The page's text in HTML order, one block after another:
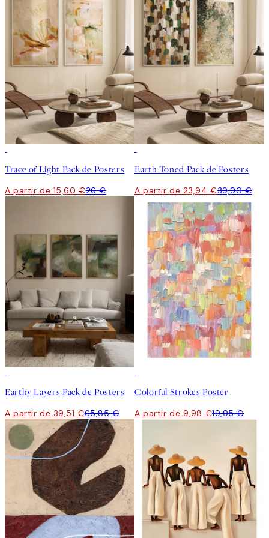
Trace of Light Pack de Posters
A partir de 15,60 €26 €
Earth Toned Pack de Posters
A partir de 23,94 €39,90 €
Earthy Layers Pack de Posters
A partir de 39,51 €65,85 €
Colorful Strokes Poster
A partir de 9,98 €19,95 €